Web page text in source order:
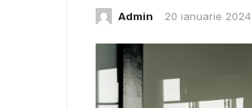
Admin 20 ianuarie 2024